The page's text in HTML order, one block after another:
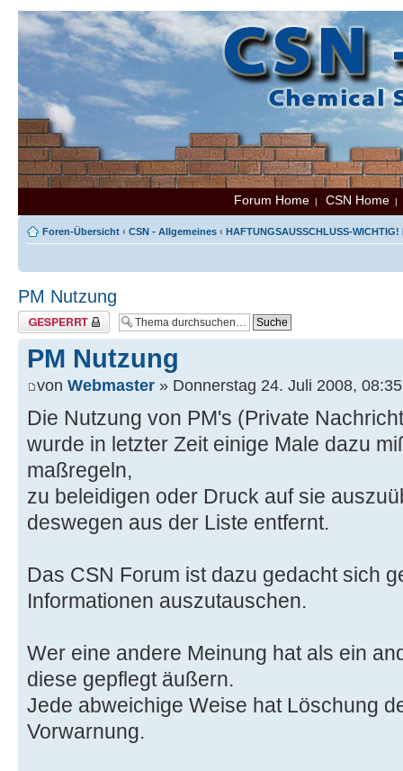
Forum Home | CSN Home
Foren-Übersicht ‹ CSN - Allgemeines ‹ HAFTUNGSAUSSCHLUSS-WICHTIG!
PM Nutzung
Thema gesperrt
PM Nutzung
von Webmaster » Donnerstag 24. Juli 2008, 08:35
Die Nutzung von PM's (Private
wurde in letzter Zeit einige Male dazu
maßregeln,
zu beleidigen oder Druck auf sie
deswegen aus der Liste entfernt.
Das CSN Forum ist dazu gedacht sich
Informationen auszutauschen.
Wer eine andere Meinung hat als ein
diese gepflegt äußern.
Jede abweichige Weise hat Löschung
Vorwarnung.